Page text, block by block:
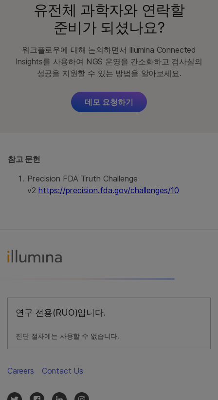
유전체 과학자와 연락할
준비가 되셨나요?
워크플로우에 대해 논의하면서 Illumina Connected
Insights를 사용하여 NGS 운영을 간소화하고 검사실의
성공을 지원할 수 있는 방법을 알아보세요.
데모 요청하기
참고 문헌
Precision FDA Truth Challenge
v2 https://precision.fda.gov/challenges/10
연구 전용(RUO)입니다.
진단 절차에는 사용할 수 없습니다.
Careers Contact Us